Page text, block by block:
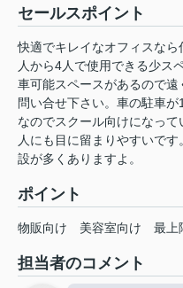
セールスポイント
快適でキレイなオフィスな
人から4人で使用できる少ス
車可能スペースがあるので
問い合せ下さい。車の駐車
なのでスクール向けになっ
人にも目に留まりやすいで
設が多くありますよ。
ポイント
物販向け 美容室向け 最上
担当者のコメント